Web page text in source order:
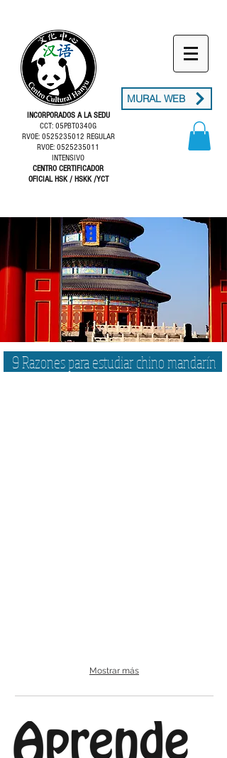
INCORPORADOS A LA SEDU
CCT: 05PBT0340G
RVOE: 0525235012 REGULAR
RVOE: 0525235011
INTENSIVO
CENTRO CERTIFICADOR
OFICIAL HSK / HSKK /YCT
MURAL WEB
9 Razones para estudiar chino mandarín
Mostrar más